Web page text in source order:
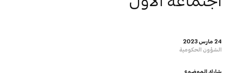
24 مارس 2023
الشؤون الحكومية
شارك الموضوع